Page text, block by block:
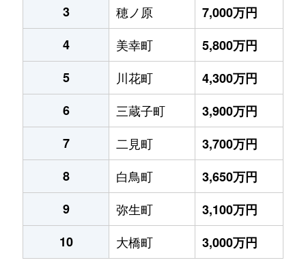
3
穂ノ原
7,000万円
4
美幸町
5,800万円
5
川花町
4,300万円
6
三蔵子町
3,900万円
7
二見町
3,700万円
8
白鳥町
3,650万円
9
弥生町
3,100万円
10
大橋町 3,000万円